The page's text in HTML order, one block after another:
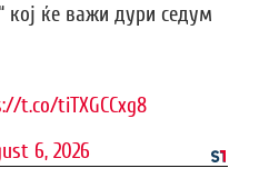
кој ќе важи дури седум
t.co/tiTXGCCxg8
6, 2026